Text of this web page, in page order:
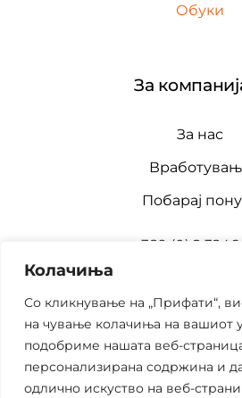
Колачиња
Со кликнување на „Прифати“,
на чување колачиња на вашиот
подобриме нашата веб-
персонализирана содржина и
одлично искуство на веб-
Обуки
За
За нас
Побарај
+389 (0) 2